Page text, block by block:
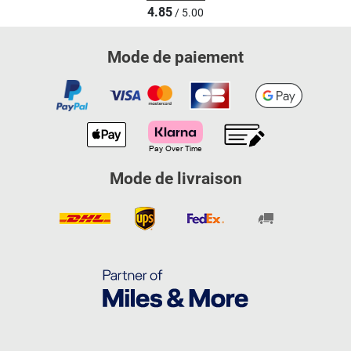
4.85/ 5.00
Mode de paiement
Mode de livraison